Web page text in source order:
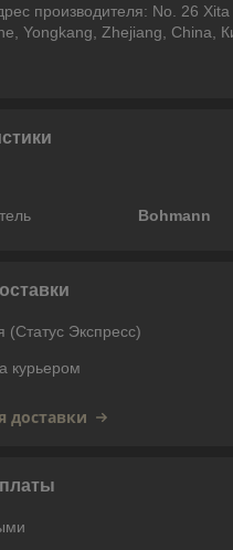
производителя: No. 26
Yongkang, Zhejiang, China,
Bohmann
(Статус Экспресс)
курьером
доставки